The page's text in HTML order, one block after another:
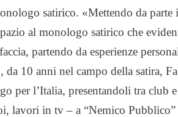
satirico. «Mettendo da parte
al monologo satirico che
partendo da esperienze
da 10 anni nel campo della satira,
per l’Italia, presentandoli tra club
lavori in tv – a “Nemico